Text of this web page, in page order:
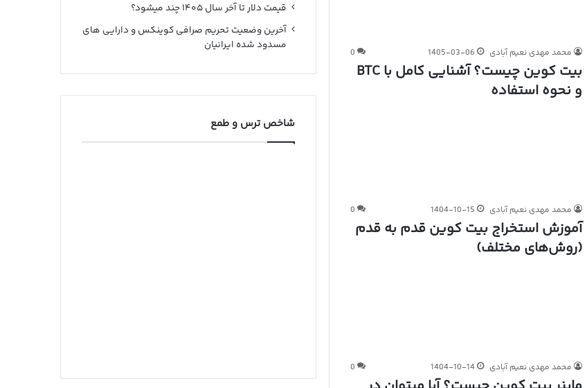
محمد مهدی نعیم آبادی 1405-03-06
0
بیت کوین چیست؟ آشنایی کامل با BTC
و نحوه استفاده
محمد مهدی نعیم آبادی 1404-10-15
0
آموزش استخراج بیت کوین قدم به قدم
(روش‌های مختلف)
محمد مهدی نعیم آبادی 1404-10-14
0
قیمت دلار تا آخر سال ۱۴۰۵ چند میشود؟
آخرین وضعیت تحریم صرافی کوینکس و دارایی های
مسدود شده ایرانیان
شاخص ترس و طمع